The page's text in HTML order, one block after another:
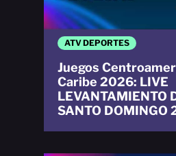
ATV DEPORTES
Juegos
Caribe 2026: LIVE
LEVANTAMIENTO
SANTO DOMINGO